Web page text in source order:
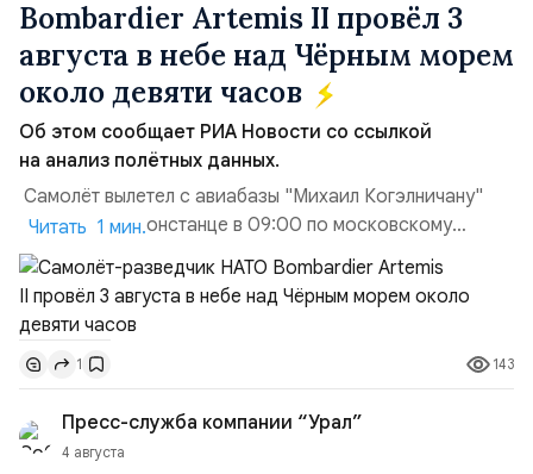
Bombardier Artemis II провёл 3
августа в небе над Чёрным морем
около девяти часов
Об этом сообщает РИА Новости со ссылкой
на анализ полётных данных.
Самолёт вылетел с авиабазы "Михаил Когэлничану"
в румынской Констанце в 09:00 по московскому
времени и направился по прямой к турецко-грузинской
границе. На базу самолёт вернулся после 18 часов,
совершив три облёта примерно по одной
траектории.Не исключено, что Artemis II участвовал в
наведени...
Читать 1 мин.
1 143
Пресс-служба компании “Урал”
4 августа